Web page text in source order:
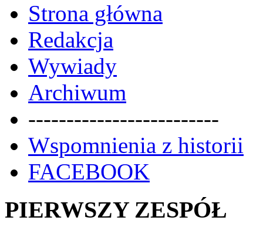
Strona główna
Redakcja
Wywiady
Archiwum
-------------------------
Wspomnienia z historii
FACEBOOK
PIERWSZY ZESPÓŁ